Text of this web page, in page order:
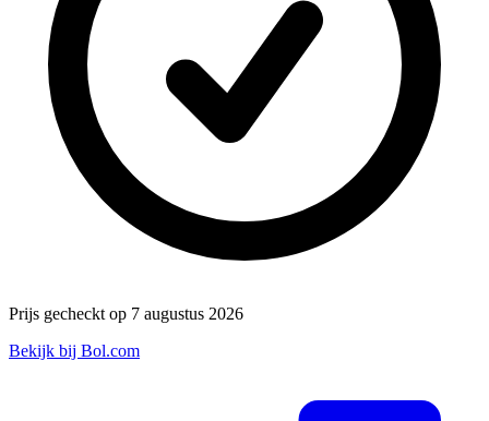
Prijs gecheckt op 7 augustus 2026
Bekijk bij Bol.com